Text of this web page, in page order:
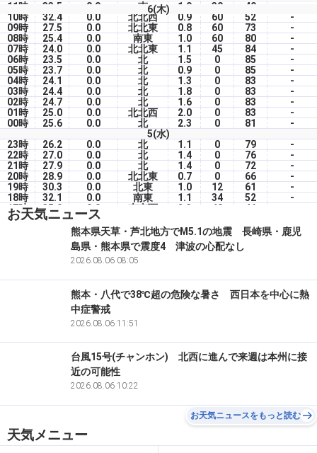
6(木)
11時 33.5 0.0 南 1.9 30 49
10時
32.4 0.0 北北西 0.9 60 52
-
09時
27.5 0.0 北北東 0.8 60 73
-
08時
25.4 0.0 南東 1.0 60 80
-
07時
24.0 0.0 北北東 1.1 45 84
-
06時
23.5 0.0 北 1.5 0 85
-
05時
23.7 0.0 北 0.9 0 85
-
04時
24.1 0.0 北 1.3 0 83
-
03時
24.4 0.0 北 1.8 0 83
-
02時
24.7 0.0 北 1.6 0 83
-
01時
25.0 0.0 北北西 2.0 0 83
-
00時
25.6 0.0 北 2.3 0 81
-
5(水)
23時
26.2 0.0 北 1.1 0 79
-
22時
27.0 0.0 北 1.4 0 76
-
21時
27.9 0.0 北 1.4 0 72
-
20時
28.9 0.0 北北東 0.7 0 66
-
19時
30.3 0.0 北東 1.0 12 61
-
18時
32.1 0.0 南東 1.1 34 52
-
17時
35.0 0.0 南南西 2.3 40 46
16時
34.8 0.0
0.0 南南東 1.3 17 39
-
0.0 西 1.3 44 41
-
0.0 南南西 3.9 60
0.0 南南西
お天気ニュース
熊本県天草・芦北地方でM5.1の地震 長崎県・鹿児
島県・熊本県で震度4 津波の心配なし
2026.08.06 08:05
熊本・八代で38℃超の危険な暑さ 西日本を中心に熱
中症警戒
2026.08.06 11:51
台風15号(チャンホン) 北西に進んで来週は本州に接
近の可能性
2026.08.06 10:22
お天気ニュースをもっと読む
天気メニュー